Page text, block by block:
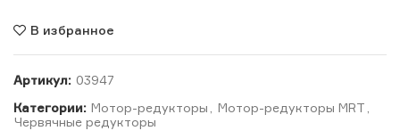
В избранное
Артикул: 03947
Категории: Мотор-редукторы Мотор-редукторы MRT
Червячные редукторы